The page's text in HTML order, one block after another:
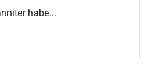
habe...